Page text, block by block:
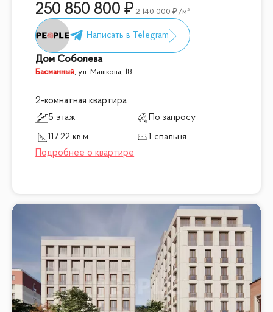
250 850 800 2 140 000 /м²
Дом Соболева
Басманный,ул. Машкова, 18
2-комнатная квартира
5 этаж
По запросу
117.22 кв.м
1 спальня